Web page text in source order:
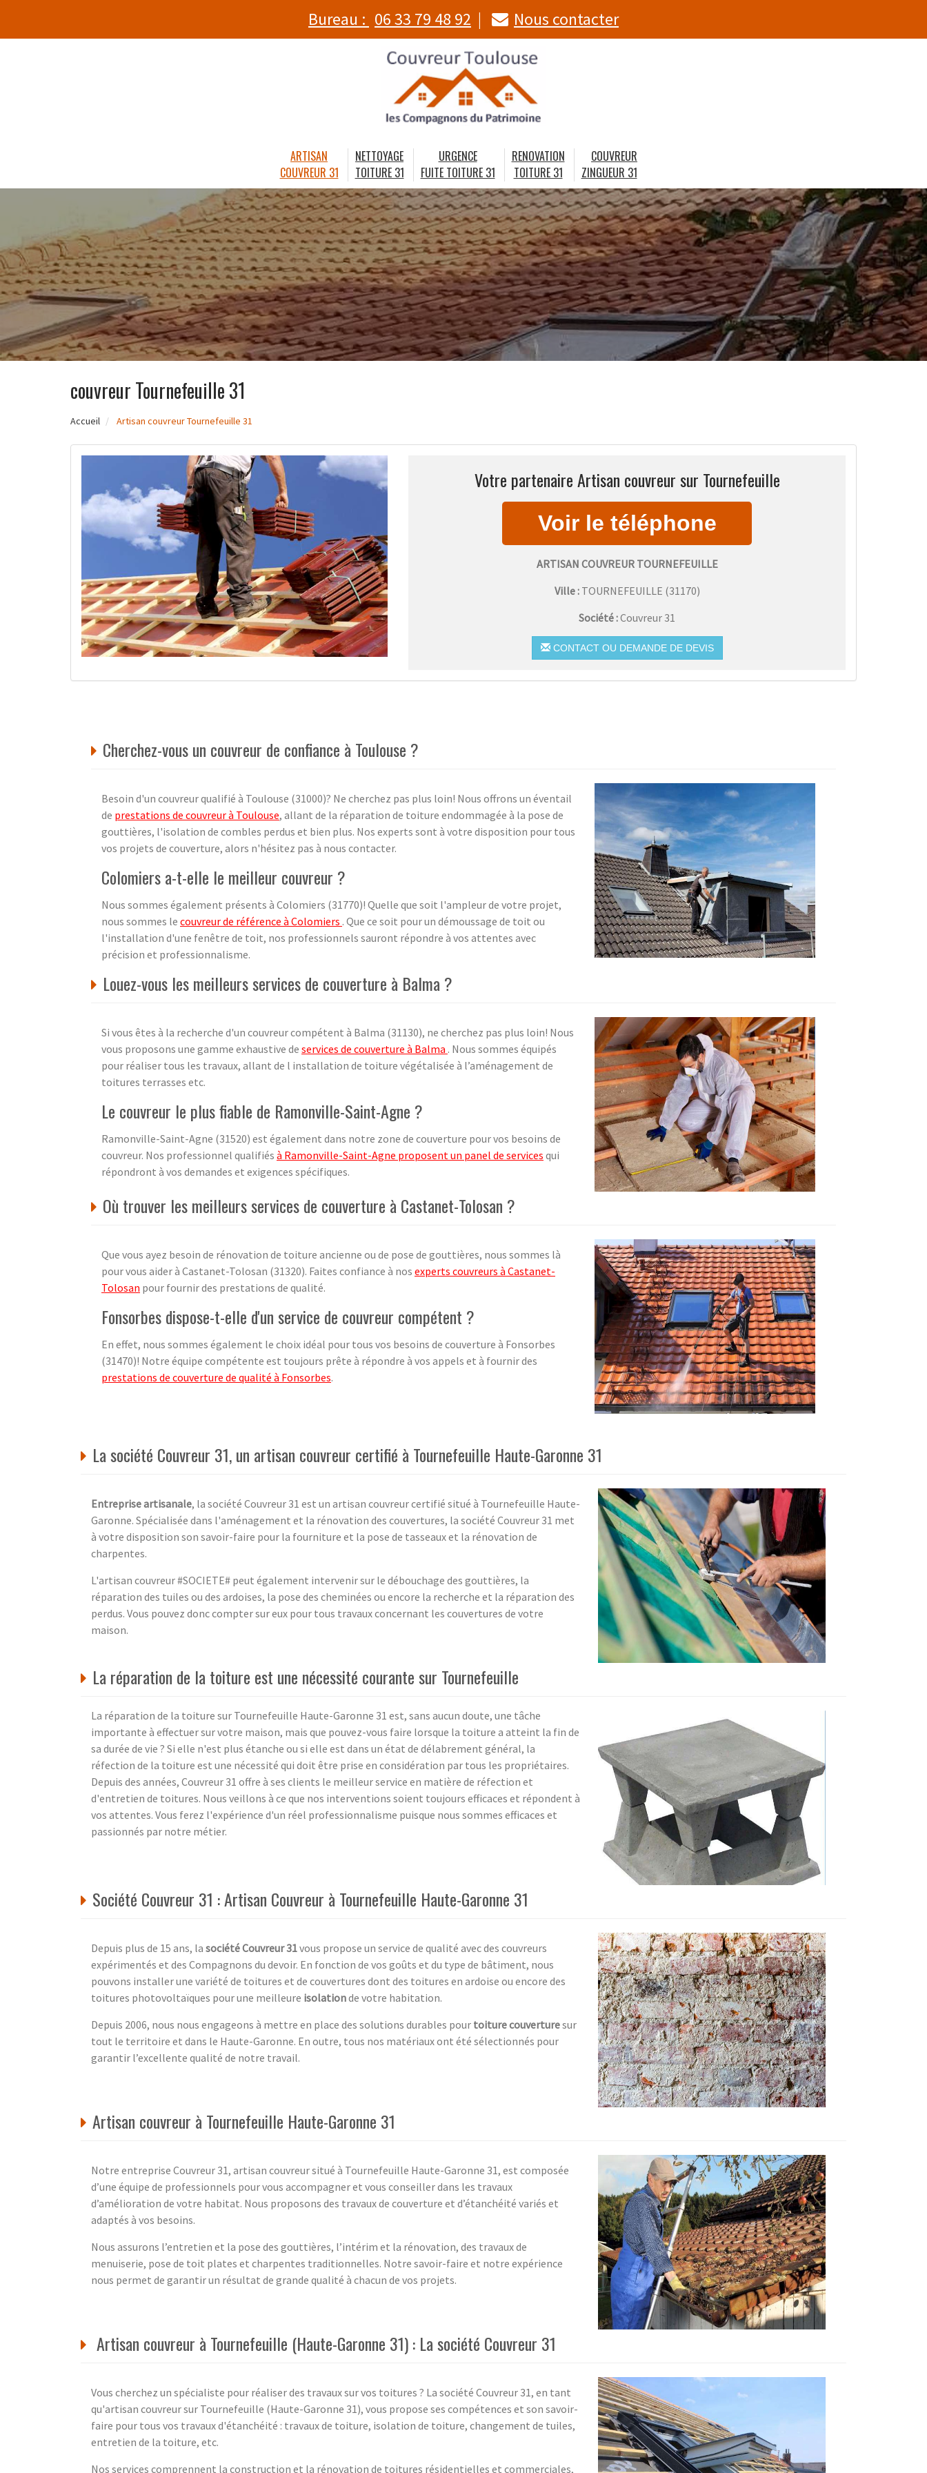
Bureau : 06 33 79 48 92 Nous contacter
ARTISAN
COUVREUR 31
NETTOYAGE
TOITURE 31
URGENCE
FUITE TOITURE 31
RENOVATION
TOITURE 31
COUVREUR
ZINGUEUR 31
couvreur Tournefeuille 31
Accueil Artisan couvreur Tournefeuille 31
Votre partenaire Artisan couvreur sur Tournefeuille
ARTISAN COUVREUR TOURNEFEUILLE
Ville : TOURNEFEUILLE (31170)
Société :Couvreur 31
CONTACT OU DEMANDE DE DEVIS
Cherchez-vous un couvreur de confiance à Toulouse ?
Besoin d'un couvreur qualifié à Toulouse (31000)? Ne cherchez pas plus loin! Nous offrons un éventail
de prestations de couvreur à Toulouse, allant de la réparation de toiture endommagée à la pose de
gouttières, l'isolation de combles perdus et bien plus. Nos experts sont à votre disposition pour tous
vos projets de couverture, alors n'hésitez pas à nous contacter.
Colomiers a-t-elle le meilleur couvreur ?
Nous sommes également présents à Colomiers (31770)! Quelle que soit l'ampleur de votre projet,
nous sommes le couvreur de référence à Colomiers . Que ce soit pour un démoussage de toit ou
l'installation d'une fenêtre de toit, nos professionnels sauront répondre à vos attentes avec
précision et professionnalisme.
Louez-vous les meilleurs services de couverture à Balma ?
Si vous êtes à la recherche d'un couvreur compétent à Balma (31130), ne cherchez pas plus loin! Nous
vous proposons une gamme exhaustive de services de couverture à Balma . Nous sommes équipés
pour réaliser tous les travaux, allant de l installation de toiture végétalisée à l’aménagement de
toitures terrasses etc.
Le couvreur le plus fiable de Ramonville-Saint-Agne ?
Ramonville-Saint-Agne (31520) est également dans notre zone de couverture pour vos besoins de
couvreur. Nos professionnel qualifiés à Ramonville-Saint-Agne proposent un panel de services qui
répondront à vos demandes et exigences spécifiques.
Où trouver les meilleurs services de couverture à Castanet-Tolosan ?
Que vous ayez besoin de rénovation de toiture ancienne ou de pose de gouttières, nous sommes là
pour vous aider à Castanet-Tolosan (31320). Faites confiance à nos experts couvreurs à Castanet-
Tolosan pour fournir des prestations de qualité.
Fonsorbes dispose-t-elle d'un service de couvreur compétent ?
En effet, nous sommes également le choix idéal pour tous vos besoins de couverture à Fonsorbes
(31470)! Notre équipe compétente est toujours prête à répondre à vos appels et à fournir des
prestations de couverture de qualité à Fonsorbes.
La société Couvreur 31, un artisan couvreur certifié à Tournefeuille Haute-Garonne 31
Entreprise artisanale, la société Couvreur 31 est un artisan couvreur certifié situé à Tournefeuille Haute-
Garonne. Spécialisée dans l'aménagement et la rénovation des couvertures, la société Couvreur 31 met
à votre disposition son savoir-faire pour la fourniture et la pose de tasseaux et la rénovation de
charpentes.
L'artisan couvreur #SOCIETE# peut également intervenir sur le débouchage des gouttières, la
réparation des tuiles ou des ardoises, la pose des cheminées ou encore la recherche et la réparation des
perdus. Vous pouvez donc compter sur eux pour tous travaux concernant les couvertures de votre
maison.
La réparation de la toiture est une nécessité courante sur Tournefeuille
La réparation de la toiture sur Tournefeuille Haute-Garonne 31 est, sans aucun doute, une tâche
importante à effectuer sur votre maison, mais que pouvez-vous faire lorsque la toiture a atteint la fin de
sa durée de vie ? Si elle n'est plus étanche ou si elle est dans un état de délabrement général, la
réfection de la toiture est une nécessité qui doit être prise en considération par tous les propriétaires.
Depuis des années, Couvreur 31 offre à ses clients le meilleur service en matière de réfection et
d'entretien de toitures. Nous veillons à ce que nos interventions soient toujours efficaces et répondent à
vos attentes. Vous ferez l'expérience d'un réel professionnalisme puisque nous sommes efficaces et
passionnés par notre métier.
Société Couvreur 31 : Artisan Couvreur à Tournefeuille Haute-Garonne 31
Depuis plus de 15 ans, la société Couvreur 31vous propose un service de qualité avec des couvreurs
expérimentés et des Compagnons du devoir. En fonction de vos goûts et du type de bâtiment, nous
pouvons installer une variété de toitures et de couvertures dont des toitures en ardoise ou encore des
toitures photovoltaïques pour une meilleure isolationde votre habitation.
Depuis 2006, nous nous engageons à mettre en place des solutions durables pour toiture couverturesur
tout le territoire et dans le Haute-Garonne. En outre, tous nos matériaux ont été sélectionnés pour
garantir l’excellente qualité de notre travail.
Artisan couvreur à Tournefeuille Haute-Garonne 31
Notre entreprise Couvreur 31, artisan couvreur situé à Tournefeuille Haute-Garonne 31, est composée
d’une équipe de professionnels pour vous accompagner et vous conseiller dans les travaux
d’amélioration de votre habitat. Nous proposons des travaux de couverture et d’étanchéité variés et
adaptés à vos besoins.
Nous assurons l’entretien et la pose des gouttières, l’intérim et la rénovation, des travaux de
menuiserie, pose de toit plates et charpentes traditionnelles. Notre savoir-faire et notre expérience
nous permet de garantir un résultat de grande qualité à chacun de vos projets.
Artisan couvreur à Tournefeuille (Haute-Garonne 31) : La société Couvreur 31
Vous cherchez un spécialiste pour réaliser des travaux sur vos toitures ? La société Couvreur 31, en tant
qu'artisan couvreur sur Tournefeuille (Haute-Garonne 31), vous propose ses compétences et son savoir-
faire pour tous vos travaux d'étanchéité : travaux de toiture, isolation de toiture, changement de tuiles,
entretien de la toiture, etc.
Nos services comprennent la construction et la rénovation de toitures résidentielles et commerciales,